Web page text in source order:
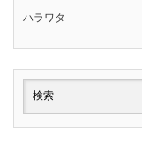
ハラワタ